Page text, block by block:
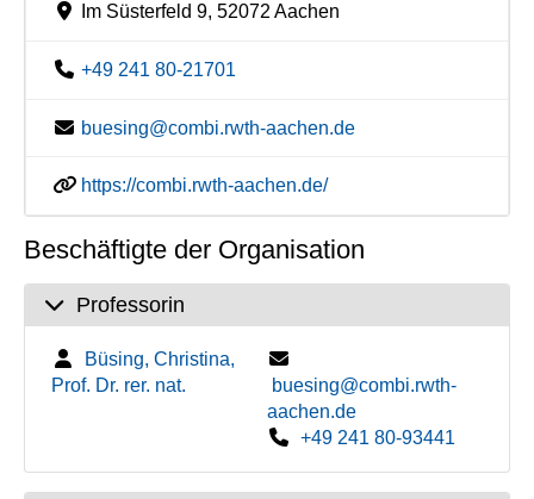
Im Süsterfeld 9, 52072 Aachen
+49 241 80-21701
buesing@combi.rwth-aachen.de
https://combi.rwth-aachen.de/
Beschäftigte der Organisation
Professorin
Büsing, Christina,
Prof. Dr. rer. nat.
buesing@combi.rwth-
aachen.de
+49 241 80-93441